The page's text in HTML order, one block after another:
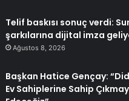
Telif baskısı sonuç verdi:
şarkılarına dijital imza
Ağustos 8, 2026
Başkan Hatice Gençay:
Ev Sahiplerine Sahip